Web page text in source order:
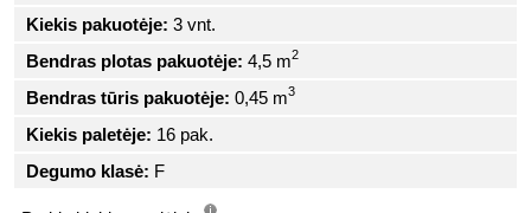
Kiekis pakuotėje: 3 vnt.
Bendras plotas pakuotėje: 4,5 m2
Bendras tūris pakuotėje: 0,45 m3
Kiekis paletėje: 16 pak.
Degumo klasė: F